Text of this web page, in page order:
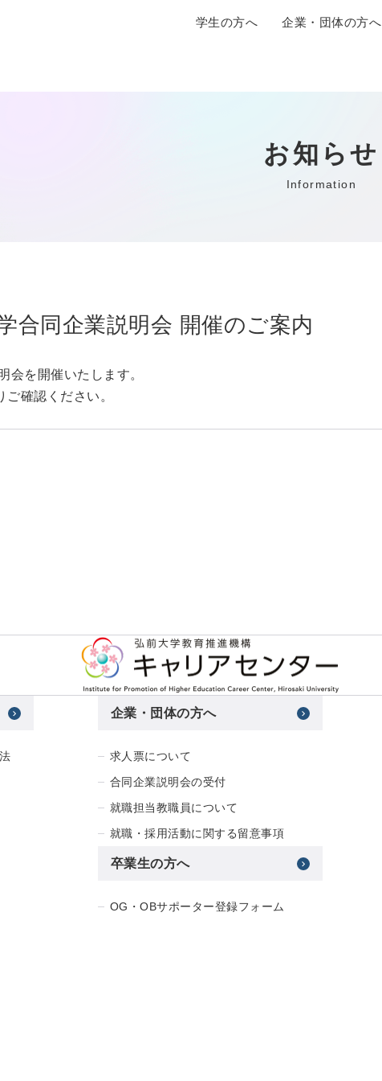
学生の方へ 企業・団体の方へ
お知らせ
Information
合同企業説明会 開催のご案内
会を開催いたします。
ご確認ください。
企業・団体の方へ
求人票について
合同企業説明会の受付
就職担当教職員について
就職・採用活動に関する留意事項
卒業生の方へ
OG・OBサポーター登録フォーム